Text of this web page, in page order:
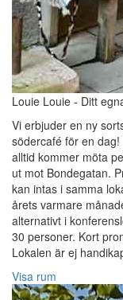
Louie Louie - Ditt
Vi erbjuder en ny
södercafé för en
alltid kommer möta
ut mot Bondegatan.
kan intas i samma
årets varmare
alternativt i
30 personer. Kort
Lokalen är ej
Visa rum